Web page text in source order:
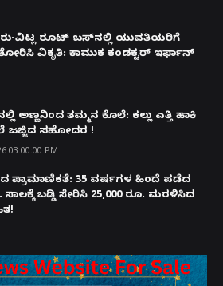
ವಿಟ್ಲ ರೂಟ್ ಬಸ್‌ನಲ್ಲಿ ಯುವತಿಯರಿಗೆ
ತೋರಿಸಿ ವಿಕೃತಿ: ಕಾಮುಕ ಕಂಡಕ್ಟರ್ ಇರ್ಫಾನ್
ಅಣ್ಣನಿಂದ ತಮ್ಮನ ಕೊಲೆ: ಕಲ್ಲು ಎತ್ತಿ ಹಾಕಿ
ಜಜ್ಜಿದ ಸಹೋದರ !
03:00:00 PM
ಪ್ರಾಮಾಣಿಕತೆ: 35 ವರ್ಷಗಳ ಹಿಂದೆ ಪಡೆದ
ಸಾಲಕ್ಕೆ ಬಡ್ಡಿ ಸೇರಿಸಿ 25,000 ರೂ. ಮರಳಿಸಿದ